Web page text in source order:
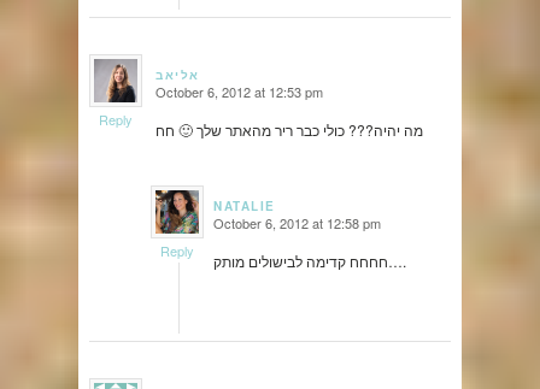
אליאב
says: October 6, 2012 at 12:53 pm
מה יהיה??? כולי כבר ריר מהאתר שלך 🙂 חח Reply
NATALIE
says: October 6, 2012 at 12:58 pm
חחחח קדימה לבישולים מותק…. Reply